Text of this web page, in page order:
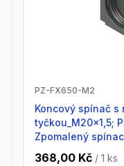
PZ-FX650-M2
Koncový spínač s nastavitelnou kovovou
tyčkou_M20x1,5;
Zpomalený
368,00 Kč / 1 ks